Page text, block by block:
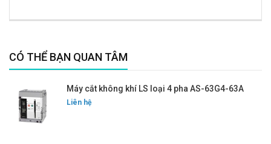
CÓ THỂ BẠN QUAN TÂM
Máy cắt không khí LS loại 4 pha AS-63G4-63A
Liên hệ